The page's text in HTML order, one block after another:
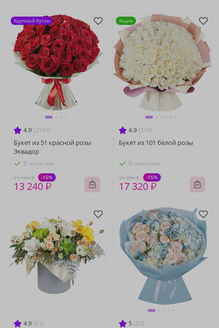
4.9 (2169)
Букет из 51 красной розы
Эквадор
В наличии
15 580 ₽ -15%
13 240 ₽
Крупный бутон
4.9 (374)
Букет из 101 белой розы
В наличии
20 380 ₽ -15%
17 320 ₽
Акция
4.9 (61) 5 (23)